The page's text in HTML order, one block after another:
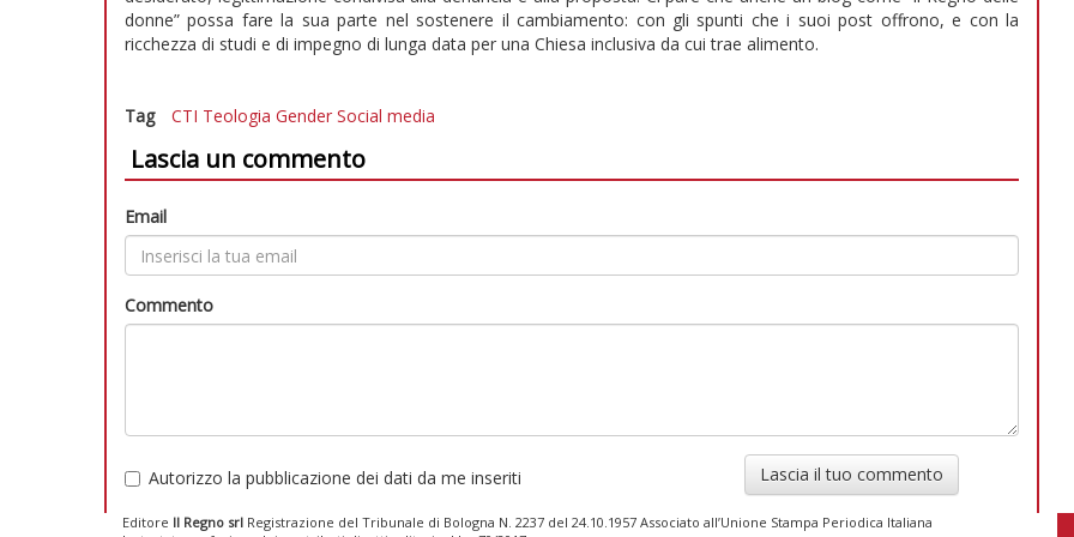
donne” possa fare la sua parte nel sostenere il cambiamento: con gli spunti che i suoi post offrono, e con la
ricchezza di studi e di impegno di lunga data per una Chiesa inclusiva da cui trae alimento.
Tag CTI Teologia Gender Social media
Lascia un commento
Email
Commento
Autorizzo la pubblicazione dei dati da me inseriti Lascia il tuo commento
Editore Il Regno srl Registrazione del Tribunale di Bologna N. 2237 del 24.10.1957 Associato all’Unione Stampa Periodica Italiana